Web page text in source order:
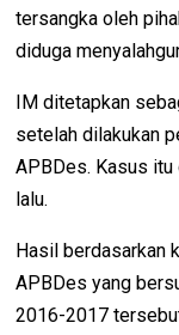
tersangka oleh
diduga
IM ditetapkan
setelah dilakukan
APBDes. Kasus itu
lalu.
Hasil berdasarkan
APBDes yang
2016-2017